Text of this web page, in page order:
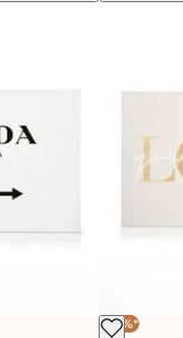
-25%*